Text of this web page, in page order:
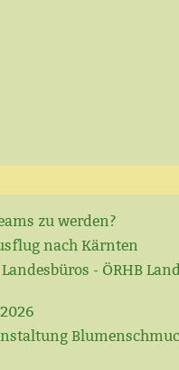
zu werden?
nach Kärnten
- ÖRHB